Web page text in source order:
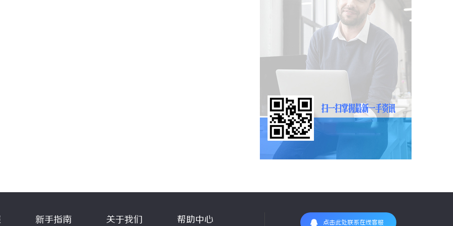
新手指南 关于我们 帮助中心 点击此处联系在线客服